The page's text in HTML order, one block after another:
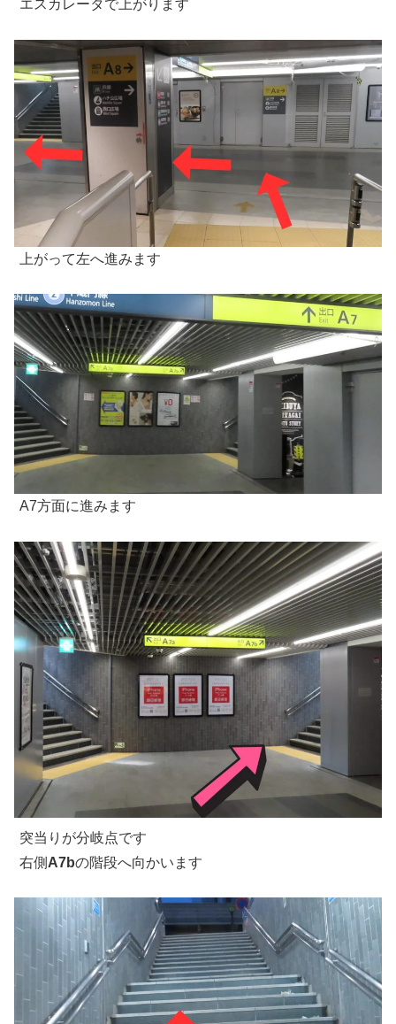
エスカレータで上がります
上がって左へ進みます
A7方面に進みます
突当りが分岐点です
右側 A7bの階段へ向かいます